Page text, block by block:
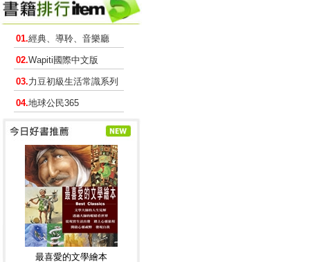
01.經典、導聆、音樂廳
02.Wapiti國際中文版
03.力豆初級生活常識系列
04.地球公民365
最喜愛的文學繪本